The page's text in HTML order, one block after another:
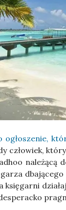
ogło­sze­nie,
czło­wiek,
nale­żą­cą
księ­gar­ni